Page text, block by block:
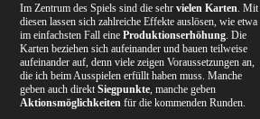
Im Zentrum des Spiels sind die sehrvielen Karten. Mit
diesen lassen sich zahlreiche Effekte auslösen, wie etwa
im einfachsten Fall eineProduktionserhöhung. Die
Karten beziehen sich aufeinander und bauen teilweise
aufeinander auf, denn viele zeigen Voraussetzungen an,
die ich beim Ausspielen erfüllt haben muss. Manche
geben auch direktSiegpunkte, manche geben
Aktionsmöglichkeiten für die kommenden Runden.